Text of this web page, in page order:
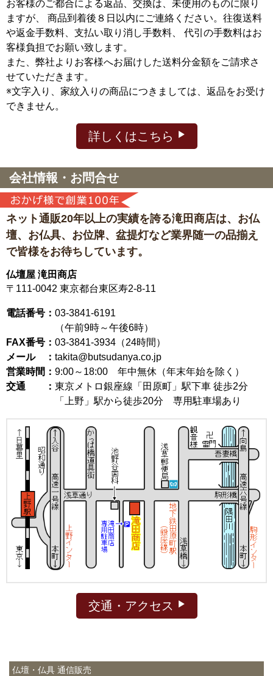
お客様のご都合による返品、交換は、未使用のものに限り
ますが、
商品到着後８日以内にご連絡ください。往復送料
や返金手数料、支払い取り消し手数料、 代引の手数料はお
客様負担でお願い致します。
また、弊社よりお客様へお届けした送料分金額をご請求さ
せていただきます。
※文字入り、家紋入りの商品につきましては、返品をお受け
できません。
詳しくはこちら
会社情報・お問合せ
ネット通販20年以上の実績を誇る滝田商店は、 お仏
壇、お仏具、お位牌、盆提灯など業界随一の品揃え
で皆様をお待ちしています。
仏壇屋 滝田商店
〒111-0042 東京都台東区寿2-8-11
電話番号： 03-3841-6191
（午前9時～午後6時）
FAX番号： 03-3841-3934（24時間）
メール ： takita@butsudanya.co.jp
営業時間： 9:00～18:00 年中無休（年末年始を除く）
交通 ： 東京メトロ銀座線「田原町」駅下車 徒歩2分
「上野」駅から徒歩20分 専用駐車場あり
交通・アクセス
仏壇・仏具 通信販売